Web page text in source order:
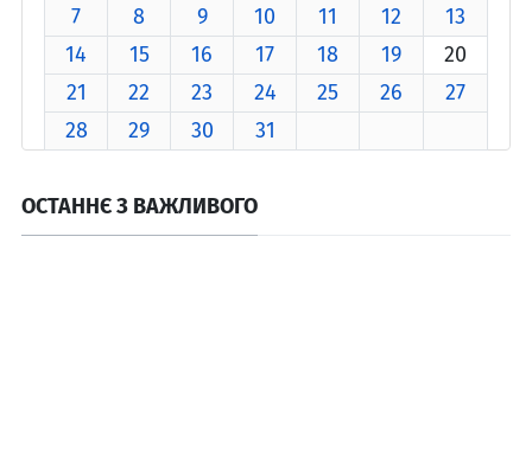
7
8 9 10 11 12
13
14
15 16 17 18 19
20
21
22 23 24 25 26
27
28
29 30 31
ОСТАННЄ З ВАЖЛИВОГО